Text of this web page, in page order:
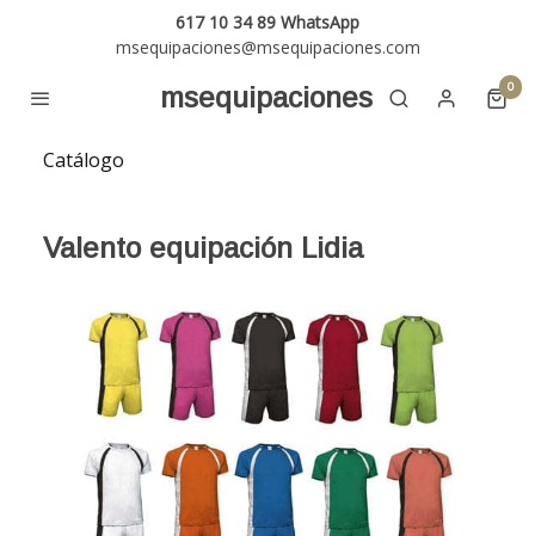
617 10 34 89 WhatsApp
msequipaciones@msequipaciones.com
msequipaciones 0
Catálogo
Valento equipación Lidia